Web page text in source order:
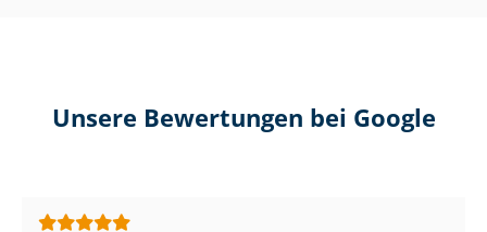
Unsere Bewertungen bei Google